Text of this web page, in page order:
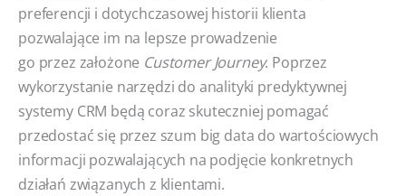
preferencji i dotychczasowej historii klienta
pozwalające im na lepsze prowadzenie
go przez założone Customer Journey. Poprzez
wykorzystanie narzędzi do analityki predyktywnej
systemy CRM będą coraz skuteczniej pomagać
przedostać się przez szum big data do wartościowych
informacji pozwalających na podjęcie konkretnych
działań związanych z klientami.